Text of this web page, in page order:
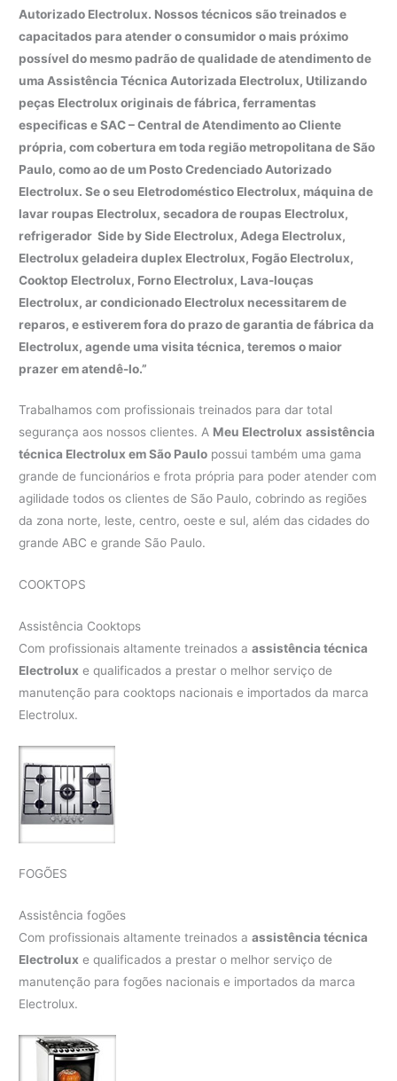
Autorizado Electrolux. Nossos técnicos são treinados e
capacitados para atender o consumidor o mais próximo
possível do mesmo padrão de qualidade de atendimento de
uma Assistência Técnica Autorizada Electrolux, Utilizando
peças Electrolux originais de fábrica, ferramentas
especificas e SAC – Central de Atendimento ao Cliente
própria, com cobertura em toda região metropolitana de São
Paulo, como ao de um Posto Credenciado Autorizado
Electrolux. Se o seu Eletrodoméstico Electrolux, máquina de
lavar roupas Electrolux, secadora de roupas Electrolux,
refrigerador Side by Side Electrolux, Adega Electrolux,
Electrolux geladeira duplex Electrolux, Fogão Electrolux,
Cooktop Electrolux, Forno Electrolux, Lava-louças
Electrolux, ar condicionado Electrolux necessitarem de
reparos, e estiverem fora do prazo de garantia de fábrica da
Electrolux, agende uma visita técnica, teremos o maior
prazer em atendê-lo.”
Trabalhamos com profissionais treinados para dar total
segurança aos nossos clientes. A Meu Electrolux assistência
técnica Electrolux em São Paulo possui também uma gama
grande de funcionários e frota própria para poder atender com
agilidade todos os clientes de São Paulo, cobrindo as regiões
da zona norte, leste, centro, oeste e sul, além das cidades do
grande ABC e grande São Paulo.
COOKTOPS
Assistência Cooktops
Com profissionais altamente treinados aassistência técnica
Electrolux e qualificados a prestar o melhor serviço de
manutenção para cooktops nacionais e importados da marca
Electrolux.
FOGÕES
Assistência fogões
Com profissionais altamente treinados aassistência técnica
Electrolux e qualificados a prestar o melhor serviço de
manutenção para fogões nacionais e importados da marca
Electrolux.